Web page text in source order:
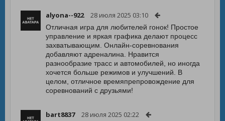
alyona--922 28 июля 2025 03:10
Отличная игра для любителей гонок! Простое
управление и яркая графика делают процесс
захватывающим. Онлайн-соревнования
добавляют адреналина. Нравится
разнообразие трасс и автомобилей, но иногда
хочется больше режимов и улучшений. В
целом, отличное времяпрепровождение для
соревнований с друзьями!
bart8837 28 июля 2025 02:22